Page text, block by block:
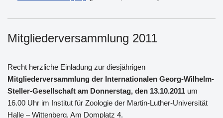
Mitgliederversammlung 2011
Recht herzliche Einladung zur diesjährigen
Mitgliederversammlung der Internationalen Georg-Wilhelm-
Steller-Gesellschaft am Donnerstag, den 13.10.2011 um
16.00 Uhr im Institut für Zoologie der Martin-Luther-Universität
Halle – Wittenberg, Am Domplatz 4.